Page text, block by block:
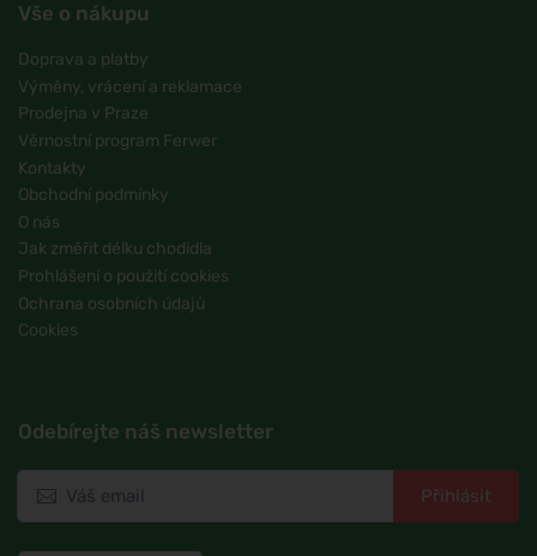
Vše o nákupu
Doprava a platby
Výměny, vrácení a reklamace
Prodejna v Praze
Věrnostní program Ferwer
Kontakty
Obchodní podmínky
O nás
Jak změřit délku chodidla
Prohlášení o použití cookies
Ochrana osobních údajů
Cookies
Odebírejte náš newsletter
Přihlásit